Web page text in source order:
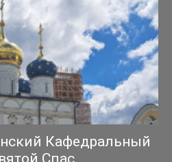
Кафедральный
Спас